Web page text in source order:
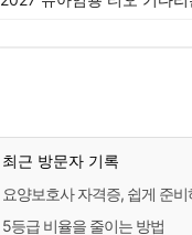
최근 방문자 기록
요양보호사 자격증, 쉽게 준비
5등급 비율을 줄이는 방법